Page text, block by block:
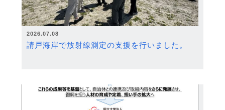
2026.07.08
請戸海岸で放射線測定の支援を行いました。